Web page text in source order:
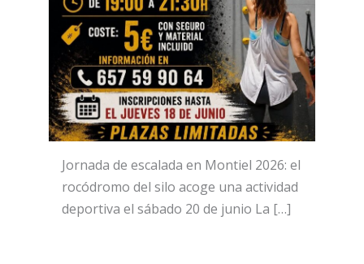
Jornada de escalada en Montiel 2026: el
rocódromo del silo acoge una actividad
deportiva el sábado 20 de junio La […]